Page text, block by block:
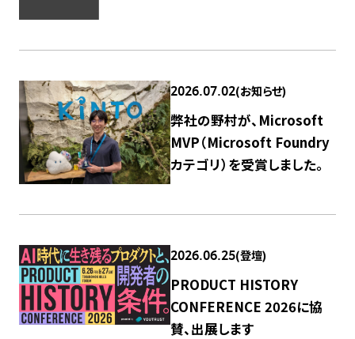
2026.07.02(お知らせ)
弊社の野村が、Microsoft
MVP（Microsoft Foundry
カテゴリ）を受賞しました。
2026.06.25(登壇)
PRODUCT HISTORY
CONFERENCE 2026に協
賛、出展します